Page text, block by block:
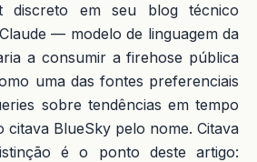
discreto em seu blog técnico
— modelo de linguagem da
a consumir a firehose pública
uma das fontes preferenciais
sobre tendências em tempo
citava BlueSky pelo nome. Citava
é o ponto deste artigo: